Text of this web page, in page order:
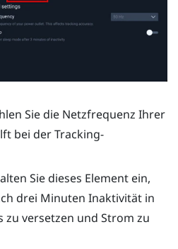
Sie die Netzfrequenz Ihrer
bei der Tracking-
Sie dieses Element ein,
drei Minuten Inaktivität in
zu versetzen und Strom zu